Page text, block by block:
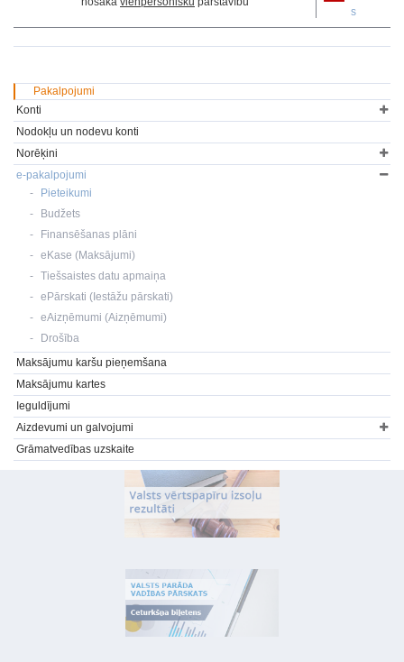
s
Pakalpojumi
Konti
Nodokļu un nodevu konti
Norēķini
e-pakalpojumi
Pieteikumi
Budžets
Finansēšanas plāni
eKase (Maksājumi)
Tiešsaistes datu apmaiņa
ePārskati (Iestāžu pārskati)
eAizņēmumi (Aizņēmumi)
Drošība
Maksājumu karšu pieņemšana
Maksājumu kartes
Ieguldījumi
Aizdevumi un galvojumi
Grāmatvedības uzskaite